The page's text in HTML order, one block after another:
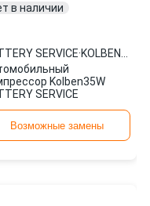
в наличии
SERVICE·
Kolben35W
SERVICE
Возможные замены